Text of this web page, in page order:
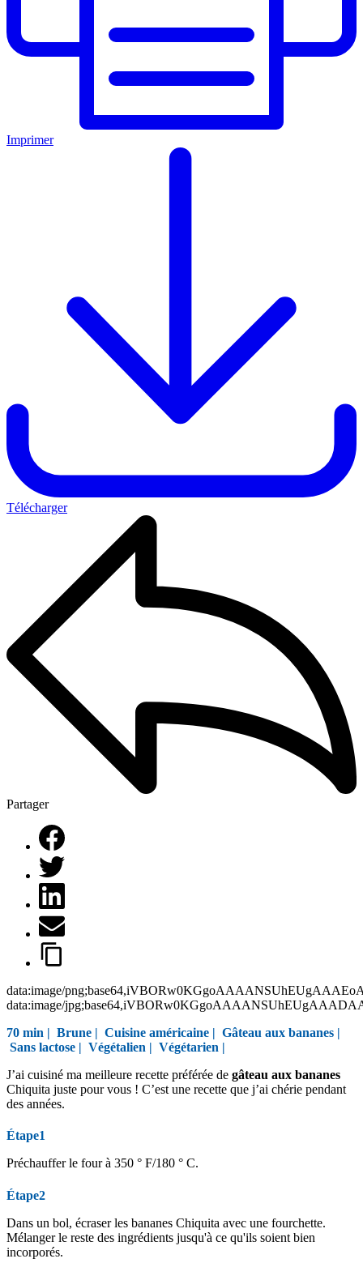
Imprimer
Télécharger
Partager
data:image/
data:image/
70 min | Brune | Cuisine américaine | Gâteau aux bananes |
Sans lactose | Végétalien | Végétarien |
J’ai cuisiné ma meilleure recette préférée de gâteau aux bananes
Chiquita juste pour vous ! C’est une recette que j’ai chérie pendant
des années.
Étape1
Préchauffer le four à 350 ° F/180 ° C.
Étape2
Dans un bol, écraser les bananes Chiquita avec une fourchette.
Mélanger le reste des ingrédients jusqu'à ce qu'ils soient bien
incorporés.